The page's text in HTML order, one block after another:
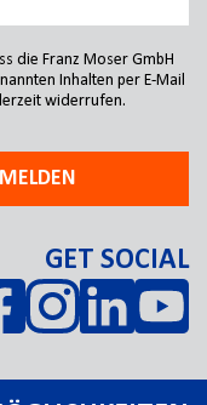
die Franz Moser GmbH
Inhalten per E-Mail
widerrufen.
GET SOCIAL